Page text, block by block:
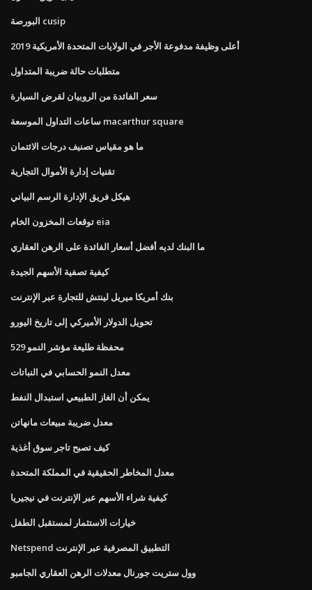
البورصة cusip
أعلى وظيفة مدفوعة الأجر في الولايات المتحدة الأمريكية 2019
متطلبات حالة ضريبة المتداول
سعر الفائدة من الروبيان لقرض السيارة
ساعات التداول الموسعة macarthur square
ما هو مقياس تصنيف درجات الائتمان
تقنيات إدارة الأموال التجارية
هيكل فريق الإدارة الرسم البياني
توقعات المخزون الخام eia
ما البنك لديه أفضل أسعار الفائدة على الرهن العقاري
كيفية تصفية الأسهم الجيدة
بنك أمريكا ميريل لينتش للتجارة عبر الإنترنت
تحويل الدولار الأميركي إلى تاريخ اليورو
محفظة طليعة مؤشر النمو 529
معدل النمو الحسابي في النباتات
يمكن أن الغاز الطبيعي استبدال النفط
معدل ضريبة مبيعات مانهاتن
كيف تصبح تاجر سوق أغذية
معدل المخاطر الحقيقية في المملكة المتحدة
كيفية شراء الأسهم عبر الإنترنت في نيجيريا
خيارات الاستثمار لمستقبل الطفل
Netspend التطبيق المصرفية عبر الإنترنت
وول ستريت جورنال معدلات الرهن العقاري الجامبو